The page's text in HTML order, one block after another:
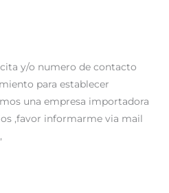
y/o numero de contacto
para establecer
una empresa importadora
,favor informarme via mail